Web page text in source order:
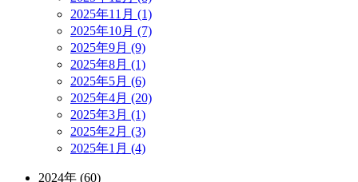
2025年11月 (1)
2025年10月 (7)
2025年9月 (9)
2025年8月 (1)
2025年5月 (6)
2025年4月 (20)
2025年3月 (1)
2025年2月 (3)
2025年1月 (4)
2024年 (60)